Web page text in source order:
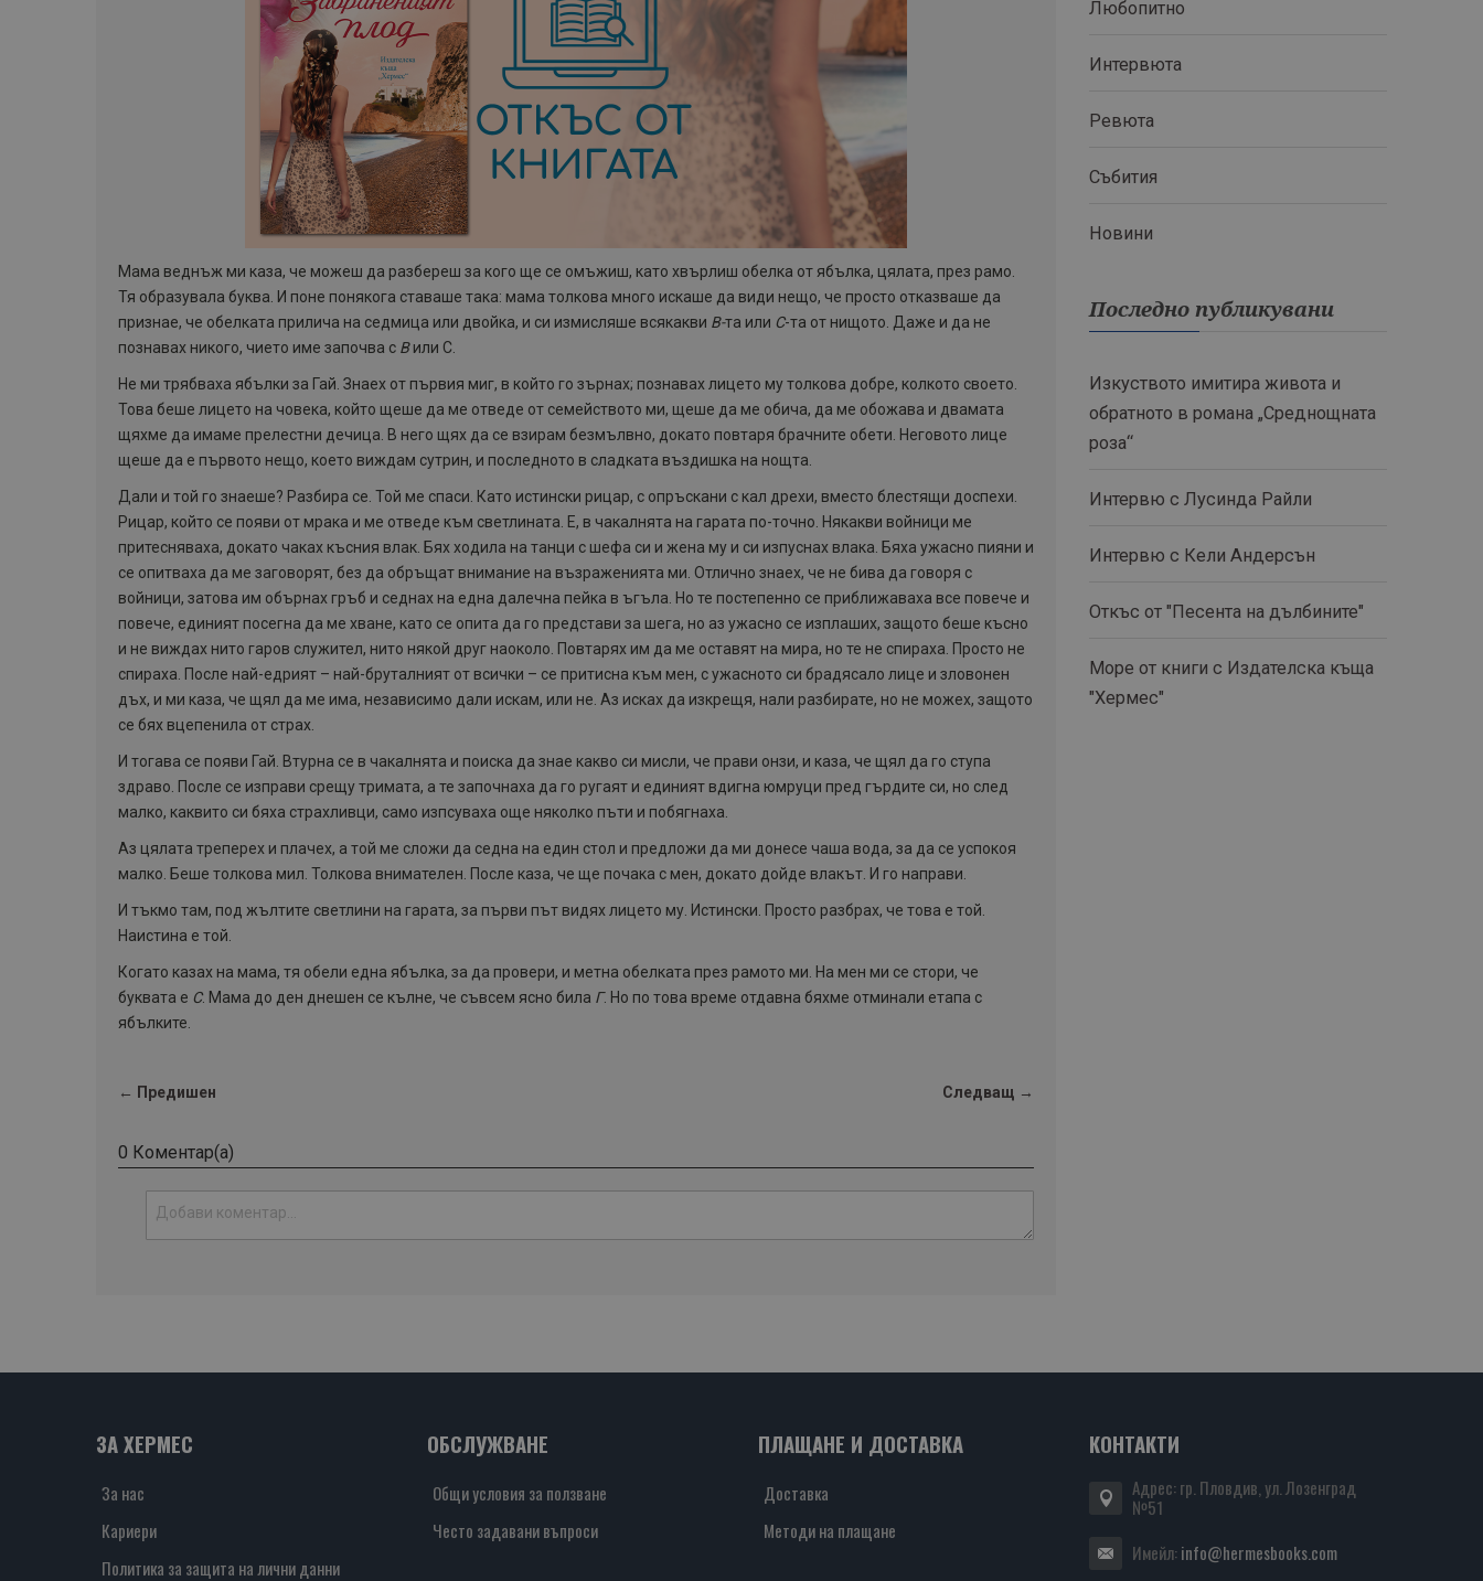
Мама веднъж ми каза, че можеш да разбереш за кого ще се омъжиш, като хвърлиш обелка от ябълка, цялата, през рамо.
Тя образувала буква. И поне понякога ставаше така: мама толкова много искаше да види нещо, че просто отказваше да
признае, че обелката прилича на седмица или двойка, и си измисляше всякакви В-та или С-та от нищото. Даже и да не
познавах никого, чието име започва с Вили С.
Не ми трябваха ябълки за Гай. Знаех от първия миг, в който го зърнах; познавах лицето му толкова добре, колкото своето.
Това беше лицето на човека, който щеше да ме отведе от семейството ми, щеше да ме обича, да ме обожава и двамата
щяхме да имаме прелестни дечица. В него щях да се взирам безмълвно, докато повтаря брачните обети. Неговото лице
щеше да е първото нещо, което виждам сутрин, и последното в сладката въздишка на нощта.
Дали и той го знаеше? Разбира се. Той ме спаси. Като истински рицар, с опръскани с кал дрехи, вместо блестящи доспехи.
Рицар, който се появи от мрака и ме отведе към светлината. Е, в чакалнята на гарата по-точно. Някакви войници ме
притесняваха, докато чаках късния влак. Бях ходила на танци с шефа си и жена му и си изпуснах влака. Бяха ужасно пияни и
се опитваха да ме заговорят, без да обръщат внимание на възраженията ми. Отлично знаех, че не бива да говоря с
войници, затова им обърнах гръб и седнах на една далечна пейка в ъгъла. Но те постепенно се приближаваха все повече и
повече, единият посегна да ме хване, като се опита да го представи за шега, но аз ужасно се изплаших, защото беше късно
и не виждах нито гаров служител, нито някой друг наоколо. Повтарях им да ме оставят на мира, но те не спираха. Просто не
спираха. После най-едрият – най-бруталният от всички – се притисна към мен, с ужасното си брадясало лице и зловонен
дъх, и ми каза, че щял да ме има, независимо дали искам, или не. Аз исках да изкрещя, нали разбирате, но не можех, защото
се бях вцепенила от страх.
И тогава се появи Гай. Втурна се в чакалнята и поиска да знае какво си мисли, че прави онзи, и каза, че щял да го ступа
здраво. После се изправи срещу тримата, а те започнаха да го ругаят и единият вдигна юмруци пред гърдите си, но след
малко, каквито си бяха страхливци, само изпсуваха още няколко пъти и побягнаха.
Аз цялата треперех и плачех, а той ме сложи да седна на един стол и предложи да ми донесе чаша вода, за да се успокоя
малко. Беше толкова мил. Толкова внимателен. После каза, че ще почака с мен, докато дойде влакът. И го направи.
И тъкмо там, под жълтите светлини на гарата, за първи път видях лицето му. Истински. Просто разбрах, че това е той.
Наистина е той.
Когато казах на мама, тя обели една ябълка, за да провери, и метна обелката през рамото ми. На мен ми се стори, че
буквата е С. Мама до ден днешен се кълне, че съвсем ясно била Г. Но по това време отдавна бяхме отминали етапа с
ябълките.
← Предишен Следващ →
0 Коментар(а)
Любопитно
Интервюта
Ревюта
Събития
Новини
Последно публикувани
Изкуството имитира живота и
обратното в романа „Среднощната
роза“
Интервю с Лусинда Райли
Интервю с Кели Андерсън
Откъс от "Песента на дълбините"
Море от книги с Издателска къща
"Хермес"
ЗА ХЕРМЕС
За нас
Кариери
Политика за защита на лични данни
ОБСЛУЖВАНЕ
Общи условия за ползване
Често задавани въпроси
ПЛАЩАНЕ И ДОСТАВКА
Доставка
Методи на плащане
КОНТАКТИ
Адрес: гр. Пловдив, ул. Лозенград
№51
Имейл:info@hermesbooks.com